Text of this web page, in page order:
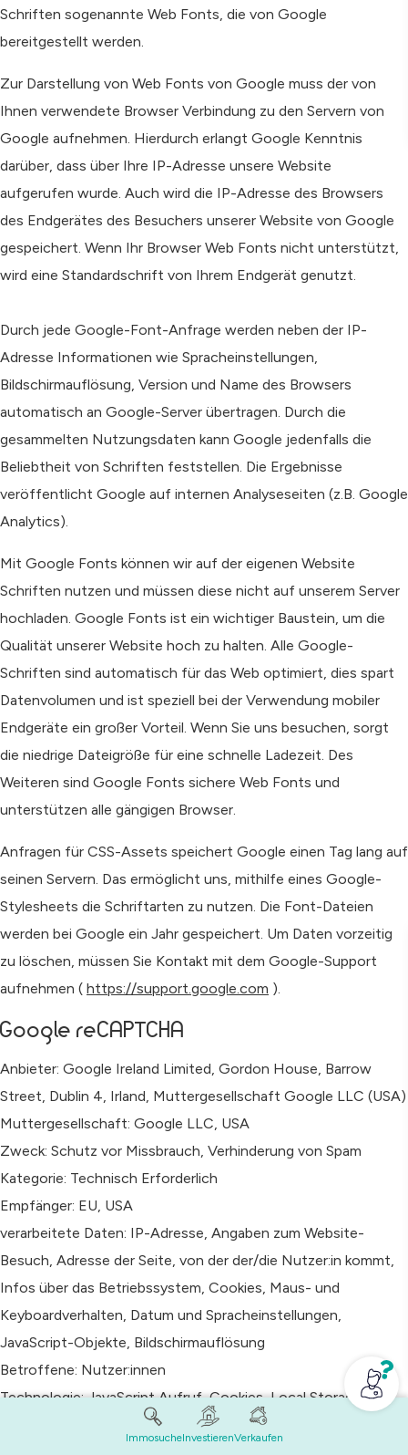
Schriften sogenannte Web Fonts, die von Google
bereitgestellt werden.
Zur Darstellung von Web Fonts von Google muss der von
Ihnen verwendete Browser Verbindung zu den Servern von
Google aufnehmen. Hierdurch erlangt Google Kenntnis
darüber, dass über Ihre IP-Adresse unsere Website
aufgerufen wurde. Auch wird die IP-Adresse des Browsers
des Endgerätes des Besuchers unserer Website von Google
gespeichert. Wenn Ihr Browser Web Fonts nicht unterstützt,
wird eine Standardschrift von Ihrem Endgerät genutzt.
Durch jede Google-Font-Anfrage werden neben der IP-
Adresse Informationen wie Spracheinstellungen,
Bildschirmauflösung, Version und Name des Browsers
automatisch an Google-Server übertragen. Durch die
gesammelten Nutzungsdaten kann Google jedenfalls die
Beliebtheit von Schriften feststellen. Die Ergebnisse
veröffentlicht Google auf internen Analyseseiten (z.B. Google
Analytics).
Mit Google Fonts können wir auf der eigenen Website
Schriften nutzen und müssen diese nicht auf unserem Server
hochladen. Google Fonts ist ein wichtiger Baustein, um die
Qualität unserer Website hoch zu halten. Alle Google-
Schriften sind automatisch für das Web optimiert, dies spart
Datenvolumen und ist speziell bei der Verwendung mobiler
Endgeräte ein großer Vorteil. Wenn Sie uns besuchen, sorgt
die niedrige Dateigröße für eine schnelle Ladezeit. Des
Weiteren sind Google Fonts sichere Web Fonts und
unterstützen alle gängigen Browser.
Anfragen für CSS-Assets speichert Google einen Tag lang auf
seinen Servern. Das ermöglicht uns, mithilfe eines Google-
Stylesheets die Schriftarten zu nutzen. Die Font-Dateien
werden bei Google ein Jahr gespeichert. Um Daten vorzeitig
zu löschen, müssen Sie Kontakt mit dem Google-Support
aufnehmen ( https://support.google.com ).
Google reCAPTCHA
Anbieter: Google Ireland Limited, Gordon House, Barrow
Street, Dublin 4, Irland, Muttergesellschaft Google LLC (USA)
Muttergesellschaft: Google LLC, USA
Zweck: Schutz vor Missbrauch, Verhinderung von Spam
Kategorie: Technisch Erforderlich
Empfänger: EU, USA
verarbeitete Daten: IP-Adresse, Angaben zum Website-
Besuch, Adresse der Seite, von der der/die Nutzer:in kommt,
Infos über das Betriebssystem, Cookies, Maus- und
Keyboardverhalten, Datum und Spracheinstellungen,
JavaScript-Objekte, Bildschirmauflösung
Betroffene: Nutzer:innen
Technologie: JavaScript Aufruf, Cookies, Local Storage
Rechtsgrundlage: Berechtigtes Interesse (Schutz vor
ImmosucheInvestierenVerkaufen